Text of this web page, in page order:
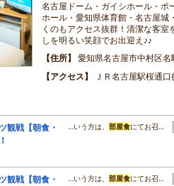
名古屋ドーム・ガイシホール・ポ
ホール・愛知県体育館・名古屋城
くのもアクセス抜群！清潔な客室
しを明るい笑顔でお出迎え♪♪
住所
愛知県名古屋市中村区
アクセス
ＪＲ名古屋駅桜通
観戦【朝食・
…いう方は、 部屋食にてお召…
観戦【朝食・
…いう方は、 部屋食にてお召…